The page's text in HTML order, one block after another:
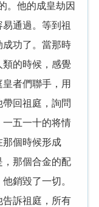
。他的成皇劫因
通過。等到祖
功了。當那時
的時候，感覺
者們聯手，用
回祖庭，詢問
五一十的将情
個時候形成
那個合金的配
銷毀了一切。
訴祖庭，所有